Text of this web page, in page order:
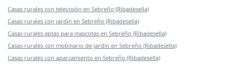
Casas rurales con televisión en Sebreño (Ribadesella)
Casas rurales con jardín en Sebreño (Ribadesella)
Casas rurales aptas para mascotas en Sebreño (Ribadesella)
Casas rurales con mobiliario de jardín en Sebreño (Ribadesella)
Casas rurales con aparcamiento en Sebreño (Ribadesella)